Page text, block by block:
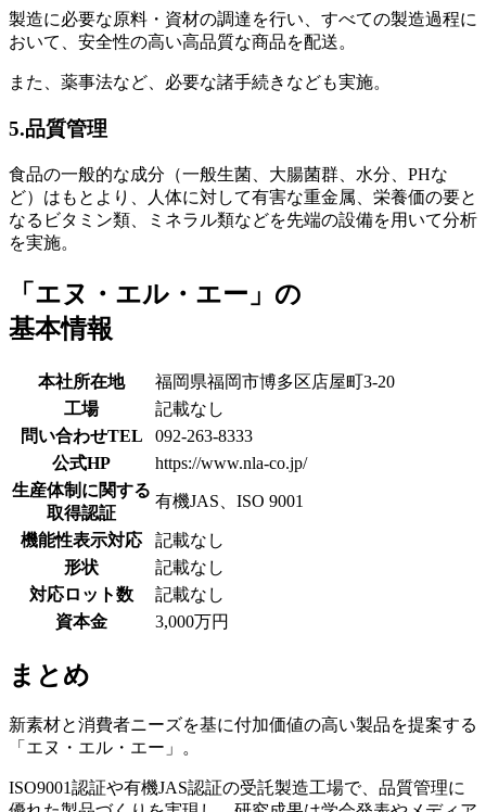
製造に必要な原料・資材の調達を行い、すべての製造過程に
おいて、安全性の高い高品質な商品を配送。
また、薬事法など、必要な諸手続きなども実施。
5.品質管理
食品の一般的な成分（一般生菌、大腸菌群、水分、PHな
ど）はもとより、人体に対して有害な重金属、栄養価の要と
なるビタミン類、ミネラル類などを先端の設備を用いて分析
を実施。
「エヌ・エル・エー」の
基本情報
本社所在地
福岡県福岡市博多区店屋町3-20
工場
記載なし
問い合わせTEL
092-263-8333
公式HP
https://www.nla-co.jp/
生産体制に関する
取得認証
有機JAS、ISO 9001
機能性表示対応
記載なし
形状
記載なし
対応ロット数
記載なし
資本金
3,000万円
まとめ
新素材と消費者ニーズを基に付加価値の高い製品を提案する
「エヌ・エル・エー」。
ISO9001認証や有機JAS認証の受託製造工場で、品質管理に